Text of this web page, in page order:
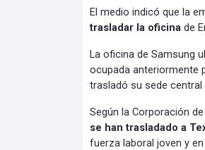
El medio indicó que la
trasladar la oficina de
La oficina de Samsung
ocupada anteriormente
trasladó su sede central
Según la Corporación
se han trasladado a
fuerza laboral joven y